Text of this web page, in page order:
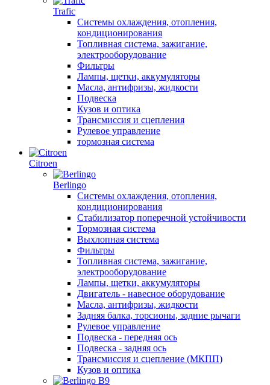
Trafic
Системы охлаждения, отопления,
кондиционирования
Топливная система, зажигание,
электрооборудование
Фильтры
Лампы, щетки, аккумуляторы
Масла, антифризы, жидкости
Подвеска
Кузов и оптика
Трансмиссия и сцепления
Рулевое управление
тормозная система
Citroen
Berlingo
Системы охлаждения, отопления,
кондиционирования
Стабилизатор поперечной устойчивости
Тормозная система
Выхлопная система
Фильтры
Топливная система, зажигание,
электрооборудование
Лампы, щетки, аккумуляторы
Двигатель - навесное оборудование
Масла, антифризы, жидкости
Задняя балка, торсионы, задние рычаги
Рулевое управление
Подвеска - передняя ось
Подвеска - задняя ось
Трансмиссия и сцепление (МКПП)
Кузов и оптика